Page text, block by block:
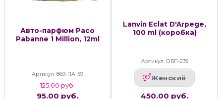
Авто-парфюм Paco
Pabanne 1 Million, 12ml
Артикул: 869-ПА-59
125.00 руб.
95.00 руб.
Lanvin Eclat D'Arpege,
100 ml (коробка)
Артикул: ОБП-239
Женский
450.00 руб.